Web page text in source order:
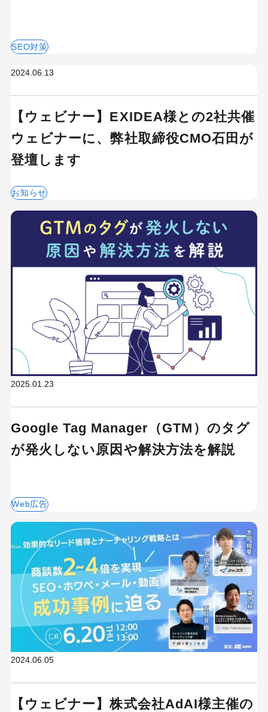
SEO対策
2024.06.13
【ウェビナー】EXIDEA様との2社共催
ウェビナーに、弊社取締役CMO石田が
登壇します
お知らせ
2025.01.23
Google Tag Manager（GTM）のタグ
が発火しない原因や解決方法を解説
Web広告
2024.06.05
【ウェビナー】株式会社AdAI様主催の